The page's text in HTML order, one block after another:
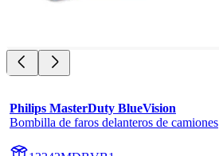
Philips MasterDuty BlueVision
Bombilla de faros delanteros de camiones